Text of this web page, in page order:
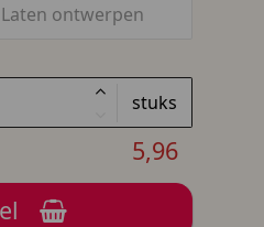
Laten ontwerpen
stuks
5,96